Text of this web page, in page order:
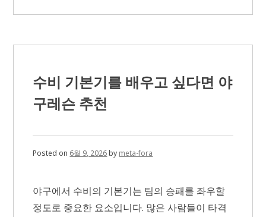
비
배
울
수
있
산
야
구
수비 기본기를 배우고 싶다면 야
구레슨 추천
Posted on 6월 9, 2026by meta-fora
야구에서 수비의 기본기는 팀의 승패를 좌우할
정도로 중요한 요소입니다. 많은 사람들이 타격